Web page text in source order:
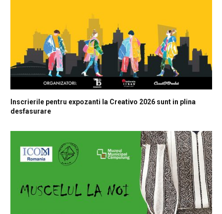
Inscrierile pentru expozanti la Creativo 2026 sunt in plina
desfasurare